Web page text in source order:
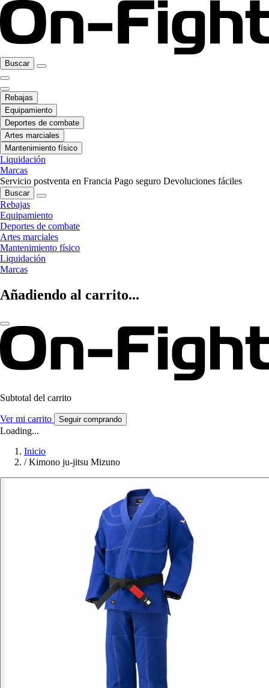
Buscar
Rebajas
Equipamiento
Deportes de combate
Artes marciales
Mantenimiento físico
Liquidación
Marcas
Servicio postventa en Francia Pago seguro Devoluciones fáciles
Buscar
Rebajas
Equipamiento
Deportes de combate
Artes marciales
Mantenimiento físico
Liquidación
Marcas
Añadiendo al carrito...
Subtotal del carrito
Ver mi carrito Seguir comprando
Loading...
Inicio
/ Kimono ju-jitsu Mizuno